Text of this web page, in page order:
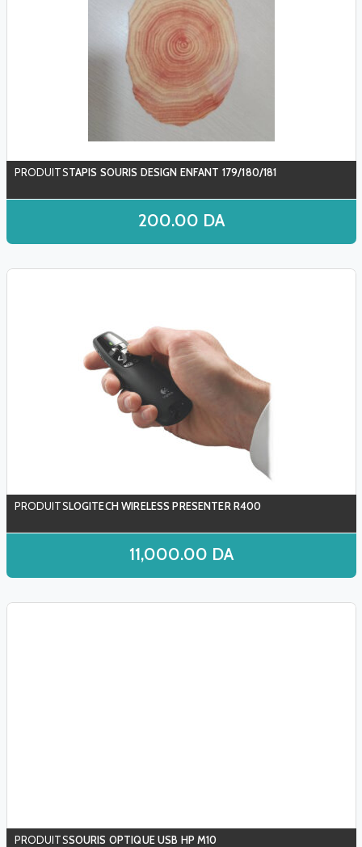
TAPIS SOURIS DESIGN ENFANT 179/180/181
200.00 DA
LOGITECH WIRELESS PRESENTER R400
11,000.00 DA
SOURIS OPTIQUE USB HP M10